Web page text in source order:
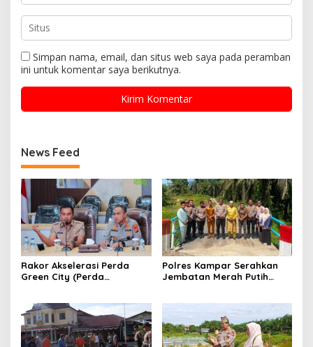
Simpan nama, email, dan situs web saya pada peramban
ini untuk komentar saya berikutnya.
News Feed
Rakor Akselerasi Perda
Green City (Perda
Lingkungan Hidup Kota
Pekanbaru dan Tim Pakar
Polres Kampar Serahkan
Jembatan Merah Putih